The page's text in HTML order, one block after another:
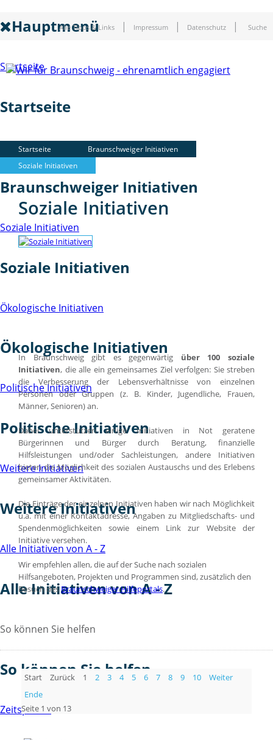
Alle Tipps & Links Impressum Datenschutz Suche
Hauptmenü
Startseite
Startseite
Braunschweiger Initiativen
Braunschweiger Initiativen
Soziale Initiativen
Soziale Initiativen
Ökologische Initiativen
Ökologische Initiativen
Politische Initiativen
Politische Initiativen
Weitere Initiativen
Weitere Initiativen
Alle Initiativen von A - Z
Alle Initiativen von A - Z
So können Sie helfen
So können Sie helfen
Zeitspende
Startseite
Braunschweiger Initiativen
Soziale Initiativen
Soziale Initiativen
In Braunschweig gibt es gegenwärtig über 100 soziale
Initiativen, die alle ein gemeinsames Ziel verfolgen: Sie streben
die Verbesserung der Lebensverhältnisse von einzelnen
Personen oder Gruppen (z. B. Kinder, Jugendliche, Frauen,
Männer, Senioren) an.
Dabei unterstützen einige Initiativen in Not geratene
Bürgerinnen und Bürger durch Beratung, finanzielle
Hilfsleistungen und/oder Sachleistungen, andere Initiativen
bieten die Möglichkeit des sozialen Austauschs und des Erlebens
gemeinsamer Aktivitäten.
Die Einträge der einzelnen Initiativen haben wir nach Möglichkeit
u.a. mit einer Kontaktadresse, Angaben zu Mitgliedschafts- und
Spendenmöglichkeiten sowie einem Link zur Website der
Initiative versehen.
Wir empfehlen allen, die auf der Suche nach sozialen
Hilfsangeboten, Projekten und Programmen sind, zusätzlich den
Besuch desBraunschweiger Hilfeportals.
Start Zurück 1 2 3 4 5 6 7 8 9 10
Weiter
Ende
Seite 1 von 13